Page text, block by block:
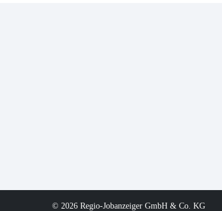
© 2026 Regio-Jobanzeiger GmbH & Co. KG